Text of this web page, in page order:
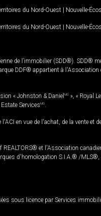
du Nord-Ouest | Nouvelle-
du Nord-Ouest | Nouvelle-
de l’immobilier (SDD®). SDD®
DDF® appartient à l'Association
« Johnston & Daniel MD », « Royal
ServicesMD
en vue de l'achat, de la vente et
et l'Association
d'homologation S.I.A.® /
sous licence par Services